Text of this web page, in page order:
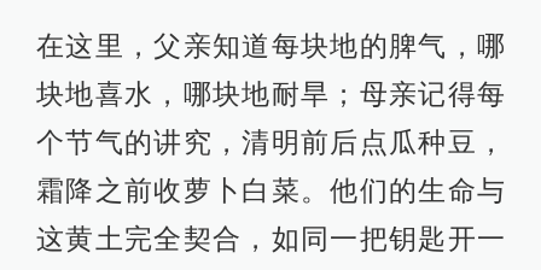
在这里，父亲知道每块地的脾气，哪
块地喜水，哪块地耐旱；母亲记得每
个节气的讲究，清明前后点瓜种豆，
霜降之前收萝卜白菜。他们的生命与
这黄土完全契合，如同一把钥匙开一